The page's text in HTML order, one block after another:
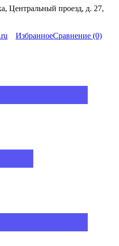
Центральный проезд, д. 27,
ИзбранноеСравнение (0)